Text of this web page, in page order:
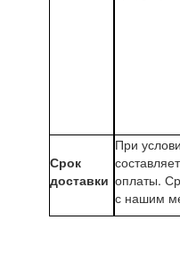
Срок
доставки
При
оплаты.
с нашим